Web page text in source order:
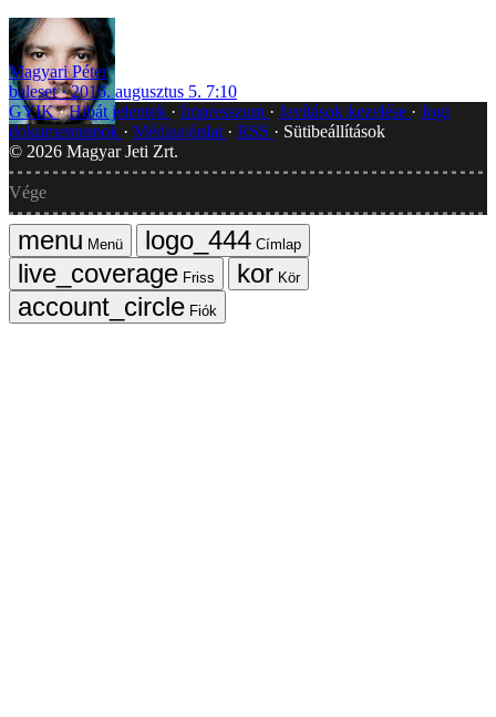
Magyari Péter
baleset
2016. augusztus 5. 7:10
GYIK Hibát jelentek Impresszum Javítások kezelése
Jogi
dokumentumok
Médiaajánlat RSS
Sütibeállítások
© 2026 Magyar Jeti Zrt.
Vége
Menü
Címlap
Friss
Kör
Fiók